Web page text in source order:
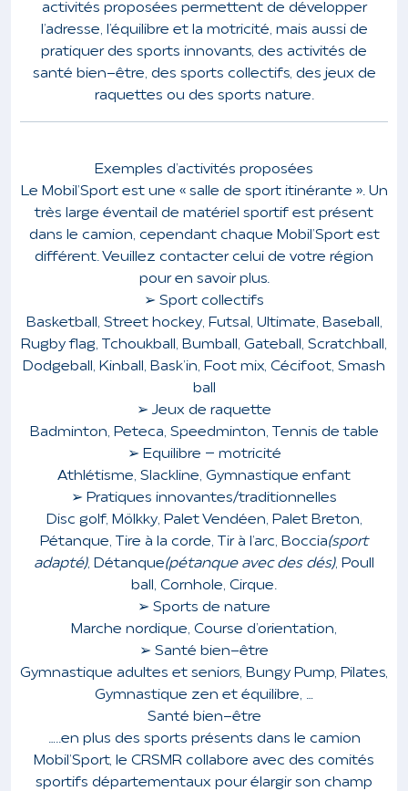
activités proposées permettent de développer
l’adresse, l’équilibre et la motricité, mais aussi de
pratiquer des sports innovants, des activités de
santé bien-être, des sports collectifs, des jeux de
raquettes ou des sports nature.
Exemples d’activités proposées
Le Mobil’Sport est une « salle de sport itinérante ». Un
très large éventail de matériel sportif est présent
dans le camion, cependant chaque Mobil’Sport est
différent. Veuillez contacter celui de votre région
pour en savoir plus.
➢ Sport collectifs
Basketball, Street hockey, Futsal, Ultimate, Baseball,
Rugby flag, Tchoukball, Bumball, Gateball, Scratchball,
Dodgeball, Kinball, Bask’in, Foot mix, Cécifoot, Smash
ball
➢ Jeux de raquette
Badminton, Peteca, Speedminton, Tennis de table
➢ Equilibre – motricité
Athlétisme, Slackline, Gymnastique enfant
➢ Pratiques innovantes/traditionnelles
Disc golf, Mölkky, Palet Vendéen, Palet Breton,
Pétanque, Tire à la corde, Tir à l’arc, Boccia(sport
adapté), Détanque(pétanque avec des dés), Poull
ball, Cornhole, Cirque.
➢ Sports de nature
Marche nordique, Course d’orientation,
➢ Santé bien-être
Gymnastique adultes et seniors, Bungy Pump, Pilates,
Gymnastique zen et équilibre, …
Santé bien-être
…..en plus des sports présents dans le camion
Mobil’Sport, le CRSMR collabore avec des comités
sportifs départementaux pour élargir son champ